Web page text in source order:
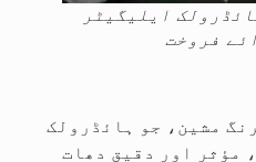
ایلیگیٹر
فروخت
مشین، جو ہائڈرولک
مؤثر اور دقیق دھات